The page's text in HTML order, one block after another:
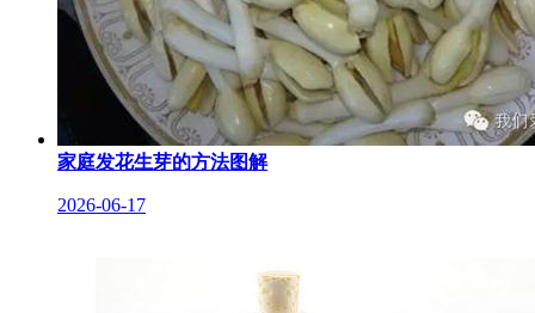
家庭发花生芽的方法图解
2026-06-17